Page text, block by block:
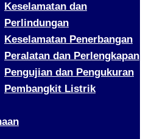
Keselamatan dan
Perlindungan
Keselamatan Penerbangan
Peralatan dan Perlengkapan
Pengujian dan Pengukuran
Pembangkit Listrik